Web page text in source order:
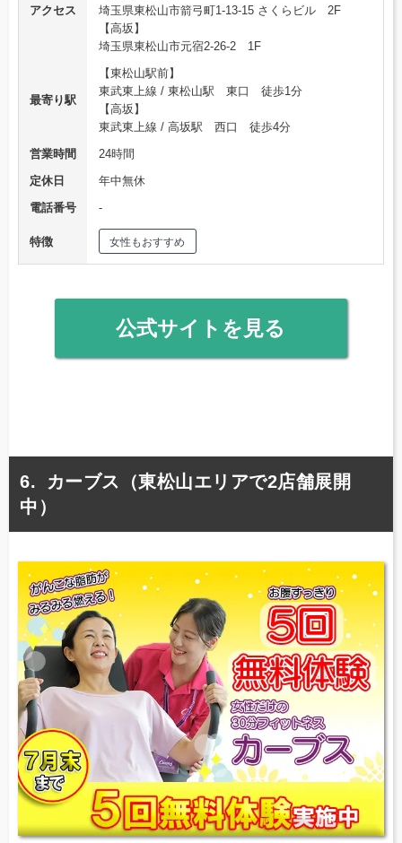
アクセス
埼玉県東松山市箭弓町1-13-15 さくらビル 2F
【高坂】
埼玉県東松山市元宿2-26-2 1F
最寄り駅
【東松山駅前】
東武東上線 / 東松山駅 東口 徒歩1分
【高坂】
東武東上線 / 高坂駅 西口 徒歩4分
営業時間
24時間
定休日
年中無休
電話番号
‐
特徴 女性もおすすめ
公式サイトを見る
カーブス（東松山エリアで2店舗展開
中）